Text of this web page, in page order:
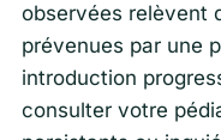
observées relèvent
prévenues par une
introduction
consulter votre